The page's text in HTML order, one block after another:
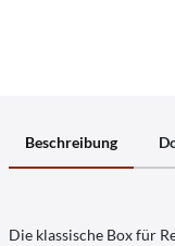
Beschreibung
Die klassische Box für